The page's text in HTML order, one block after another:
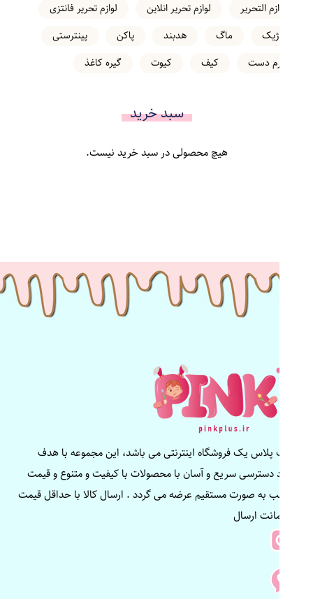
لوازم التحریر
لوازم تحریر انلاین
لوازم تحریر فانتزی
ماژیک
ماگ هدبند پاکن
پینترستی
کرم دست
کیف کیوت گیره کاغذ
سبد خرید
هیچ محصولی در سبد خرید نیست.
پینک پلاس یک فروشگاه اینترنتی می باشد، این مجموعه با هدف
ایجاد دسترسی سریع و آسان با محصولات با کیفیت و متنوع و قیمت
مناسب به صورت مستقیم عرضه می گردد . ارسال کالا با حداقل قیمت
و ضمانت ارسال